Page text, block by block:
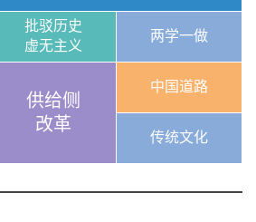
批驳历史
虚无主义
两学一做
供给侧
改革
中国道路
传统文化